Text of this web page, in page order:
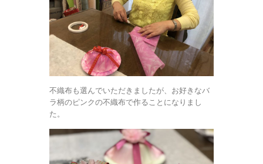
不織布も選んでいただきましたが、お好きなバ
ラ柄のピンクの不織布で作ることになりまし
た。